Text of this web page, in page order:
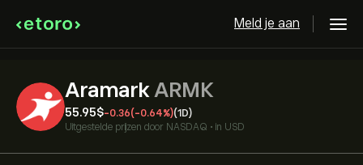
Meld je aan
AramarkARMK
55.95‎$‎-0.36(-0.64%)(1D)
Uitgestelde prijzen door NASDAQ • in USD